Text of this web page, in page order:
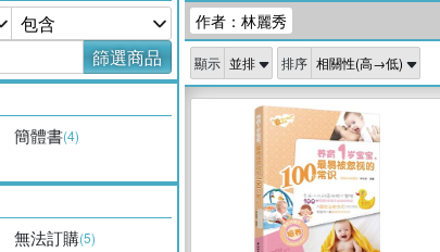
篩選商品
簡體書(4)
無法訂購(5)
作者：林麗秀
顯示 排序